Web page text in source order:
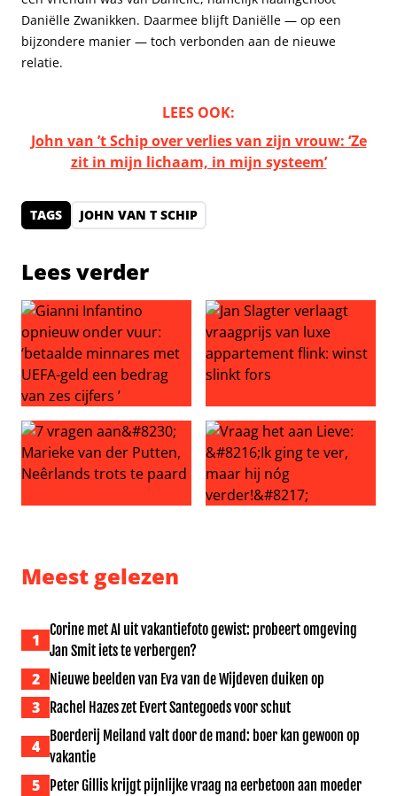
Daniëlle Zwanikken. Daarmee blijft Daniëlle — op een
bijzondere manier — toch verbonden aan de nieuwe
relatie.
LEES OOK:
John van ’t Schip over verlies van zijn vrouw: ‘Ze
zit in mijn lichaam, in mijn systeem’
TAGS JOHN VAN T SCHIP
Lees verder
Gianni Infantino opnieuw onder vuur: ‘betaalde
Jan Slagter verlaagt
Meest gelezen
1
Corine met AI uit vakantiefoto gewist: probeert omgeving
Jan Smit iets te verbergen?
2 Nieuwe beelden van Eva van de Wijdeven duiken op
3 Rachel Hazes zet Evert Santegoeds voor schut
4
Boerderij Meiland valt door de mand: boer kan gewoon op
vakantie
5 Peter Gillis krijgt pijnlijke vraag na eerbetoon aan moeder